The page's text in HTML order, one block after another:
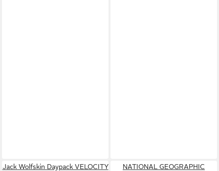
Jack Wolfskin Daypack VELOCITY
NATIONAL GEOGRAPHIC